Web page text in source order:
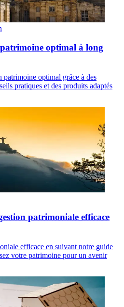
optimal à long
optimal grâce à des
pratiques et des produits adaptés
patrimoniale efficace
efficace en suivant notre guide
votre patrimoine pour un avenir